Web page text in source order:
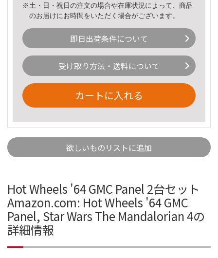
※土・日・祝日の注文の場合や在庫状況によって、商品
のお届けにお時間をいただく場合がございます。
即日出荷条件について
受け取り方法・送料について
カートに入れる
欲しいものリストに追加
Hot Wheels '64 GMC Panel 2台セット
Amazon.com: Hot Wheels '64 GMC
Panel, Star Wars The Mandalorian 4の
詳細情報